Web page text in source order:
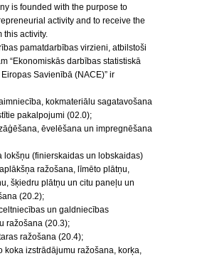
is founded with the purpose to
activity and to receive the
this activity.
pamatdarbības virzieni, atbilstoši
“Ekonomiskās darbības statistiskā
Savienībā (NACE)” ir
kokmateriālu sagatavošana
pakalpojumi (02.0);
ēvelēšana un impregnēšana
lokšņu (finierskaidas un lobskaidas)
ražošana, līmēto plātņu,
šķiedru plātņu un citu paneļu un
(20.2);
un galdniecības
ražošana (20.3);
ražošana (20.4);
koka izstrādājumu ražošana, korķa,